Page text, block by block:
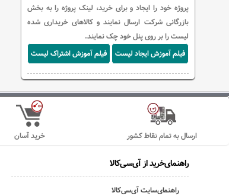
پروژه خود را ایجاد و برای خرید، لینک پروژه را به بخش
بازرگانی شرکت ارسال نمایند و کالاهای خریداری شده
لیست را بر روی پنل خود چک نمایند.
فیلم آموزش ایجاد لیست
فیلم آموزش اشتراک لیست
خرید آسان ارسال به تمام نقاط کشور
راهنمای‌خرید از آی‌سی‌کالا
راهنمای‌سایت آی‌سی‌کالا